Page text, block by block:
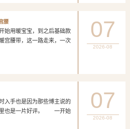
腰
暖宝宝，到之后基础款
宫腰带，这一路走来，一次
07
2026-08
也是因为那些博主说的
里也是一片好评。 一开始
07
2026-08